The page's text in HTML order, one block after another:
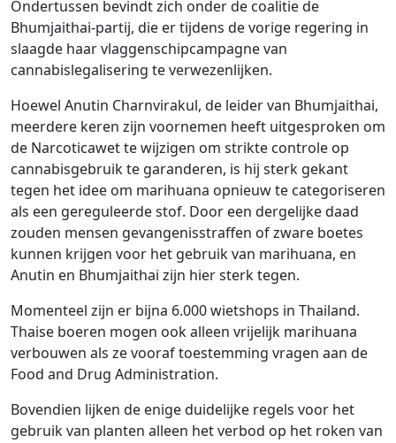
Ondertussen bevindt zich onder de coalitie de
Bhumjaithai-partij, die er tijdens de vorige regering in
slaagde haar vlaggenschipcampagne van
cannabislegalisering te verwezenlijken.
Hoewel Anutin Charnvirakul, de leider van Bhumjaithai,
meerdere keren zijn voornemen heeft uitgesproken om
de Narcoticawet te wijzigen om strikte controle op
cannabisgebruik te garanderen, is hij sterk gekant
tegen het idee om marihuana opnieuw te categoriseren
als een gereguleerde stof. Door een dergelijke daad
zouden mensen gevangenisstraffen of zware boetes
kunnen krijgen voor het gebruik van marihuana, en
Anutin en Bhumjaithai zijn hier sterk tegen.
Momenteel zijn er bijna 6.000 wietshops in Thailand.
Thaise boeren mogen ook alleen vrijelijk marihuana
verbouwen als ze vooraf toestemming vragen aan de
Food and Drug Administration.
Bovendien lijken de enige duidelijke regels voor het
gebruik van planten alleen het verbod op het roken van